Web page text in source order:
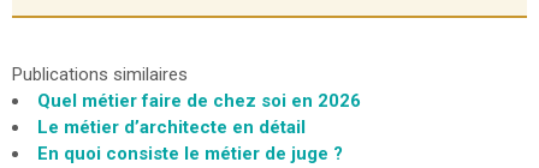
Publications similaires
Quel métier faire de chez soi en 2026
Le métier d’architecte en détail
En quoi consiste le métier de juge ?